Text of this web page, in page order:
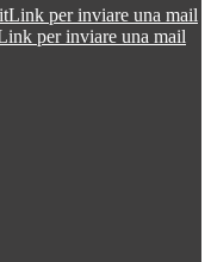
Link per inviare una mail
per inviare una mail